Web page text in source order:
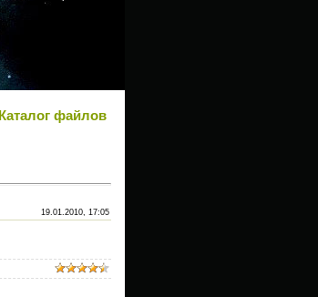
Каталог файлов
19.01.2010, 17:05